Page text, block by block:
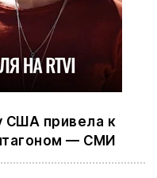
США привела к
— СМИ